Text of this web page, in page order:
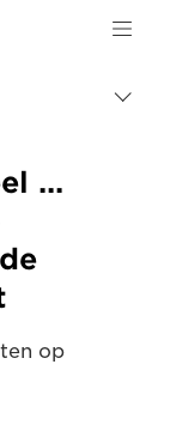
Logo, back
...
op